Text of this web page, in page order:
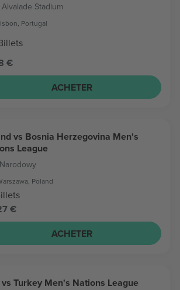
Stadium
Portugal
€
ACHETER
vs Bosnia Herzegovina Men's
League
Poland
€
ACHETER
Turkey Men's Nations League